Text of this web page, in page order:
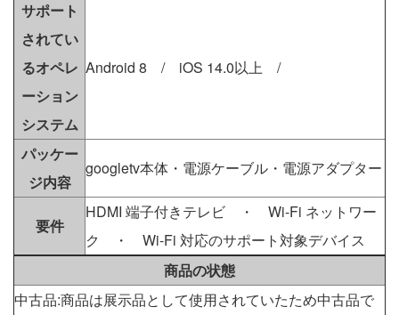
サポート
されてい
るオペレ
ーション
システム
Android 8 / iOS 14.0以上 /
パッケー
ジ内容
googletv本体・電源ケーブル・電源アダプター
要件
HDMI 端子付きテレビ ・ Wi-Fi ネットワー
ク ・ Wi-Fi 対応のサポート対象デバイス
商品の状態
中古品:商品は展示品として使用されていたため中古品で